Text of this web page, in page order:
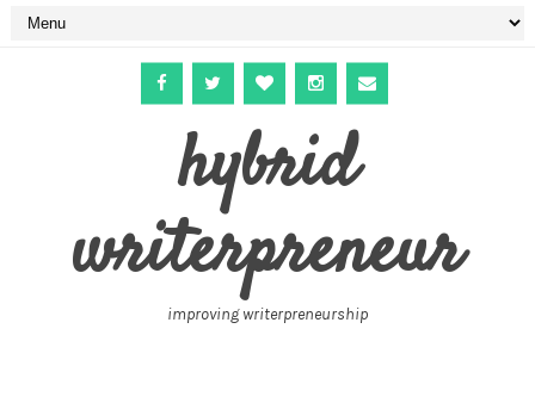
hybrid
writerpreneur
improving writerpreneurship